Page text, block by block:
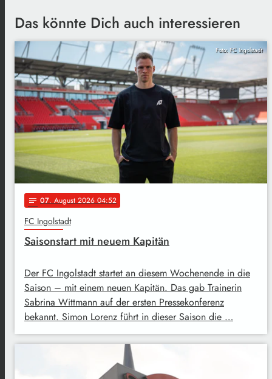
Das könnte Dich auch interessieren
Foto: FC Ingolstadt
notes 07. August 2026 04:52
FC Ingolstadt
Saisonstart mit neuem Kapitän
Der FC Ingolstadt startet an diesem Wochenende in die
Saison – mit einem neuen Kapitän. Das gab Trainerin
Sabrina Wittmann auf der ersten Pressekonferenz
bekannt. Simon Lorenz führt in dieser Saison die …